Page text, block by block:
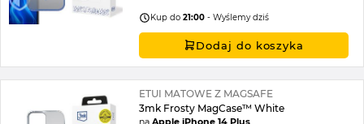
Kup do21:00 - Wyślemy dziś
Dodaj do koszyka
ETUI MATOWE Z MAGSAFE
3mk Frosty MagCase™ White
naApple iPhone 14 Plus